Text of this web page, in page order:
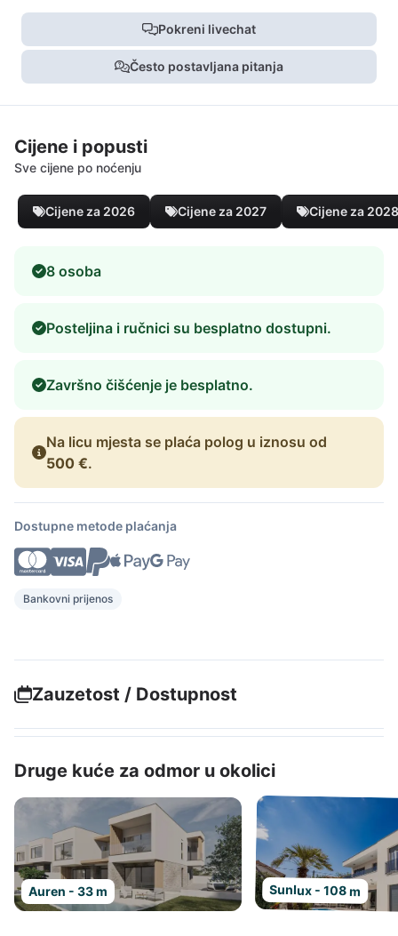
Pokreni livechat
Često postavljana pitanja
Cijene i popusti
Sve cijene po noćenju
Cijene za 2026 Cijene za 2027 Cijene za 2028
8 osoba
Posteljina i ručnici su besplatno dostupni.
Završno čišćenje je besplatno.
Na licu mjesta se plaća polog u iznosu od
500 €.
Dostupne metode plaćanja
Bankovni prijenos
Zauzetost / Dostupnost
Druge kuće za odmor u okolici
Auren - 33 m Sunlux - 108 m